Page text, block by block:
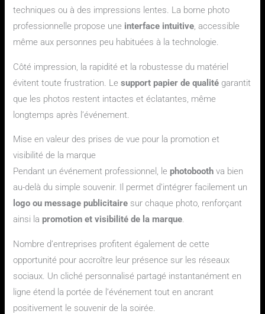
techniques ou à des impressions lentes. La borne photo
professionnelle propose une interface intuitive, accessible
même aux personnes peu habituées à la technologie.
Côté impression, la rapidité et la robustesse du matériel
évitent toute frustration. Lesupport papier de qualité garantit
que les photos restent intactes et éclatantes, même
longtemps après l’événement.
Mise en valeur des prises de vue pour la promotion et
visibilité de la marque
Pendant un événement professionnel, lephotobooth va bien
au-delà du simple souvenir. Il permet d’intégrer facilement un
logo ou message publicitaire sur chaque photo, renforçant
ainsi lapromotion et visibilité de la marque.
Nombre d’entreprises profitent également de cette
opportunité pour accroître leur présence sur les réseaux
sociaux. Un cliché personnalisé partagé instantanément en
ligne étend la portée de l’événement tout en ancrant
positivement le souvenir de la soirée.